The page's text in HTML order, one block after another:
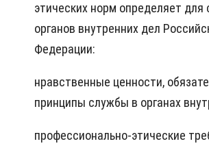
этических норм определяет для
органов внутренних дел
Федерации:
нравственные ценности,
принципы службы в органах
профессионально-этические